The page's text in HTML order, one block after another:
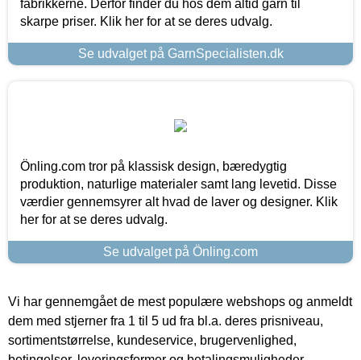
fabrikkerne. Derfor finder du hos dem altid garn til
skarpe priser. Klik her for at se deres udvalg.
Se udvalget på GarnSpecialisten.dk
Önling.com tror på klassisk design, bæredygtig
produktion, naturlige materialer samt lang levetid. Disse
værdier gennemsyrer alt hvad de laver og designer. Klik
her for at se deres udvalg.
Se udvalget på Önling.com
Vi har gennemgået de mest populære webshops og anmeldt
dem med stjerner fra 1 til 5 ud fra bl.a. deres prisniveau,
sortimentstørrelse, kundeservice, brugervenlighed,